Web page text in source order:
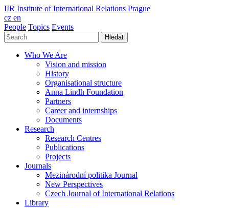
IIR Institute of International Relations Prague
cz en
People Topics Events
Hledat
Who We Are
Vision and mission
History
Organisational structure
Anna Lindh Foundation
Partners
Career and internships
Documents
Research
Research Centres
Publications
Projects
Journals
Mezinárodní politika Journal
New Perspectives
Czech Journal of International Relations
Library